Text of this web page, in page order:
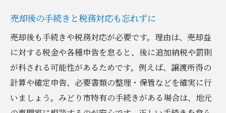
売却後の手続きと税務対応も忘れずに
売却後も手続きや税務対応が必要です。理由は、売却益
に対する税金や各種申告を怠ると、後に追加納税や罰則
が科される可能性があるためです。例えば、譲渡所得の
計算や確定申告、必要書類の整理・保管などを確実に行
いましょう。みどり市特有の手続きがある場合は、地元